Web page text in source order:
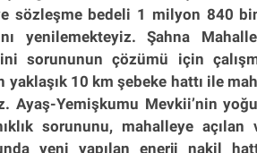
sözleşme bedeli 1 milyon 840
yenilemekteyiz. Şahna
sorununun çözümü için
yaklaşık 10 km şebeke hattı ile
Ayaş-Yemişkumu Mevkii’nin
sorununu, mahalleye açılan
yeni yapılan enerji nakil